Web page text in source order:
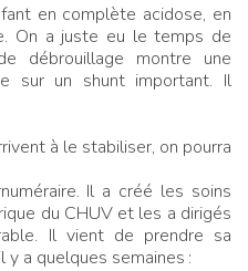
en complète acidose, en
On a juste eu le temps de
débrouillage montre une
sur un shunt important. Il
à le stabiliser, on pourra
Il a créé les soins
du CHUV et les a dirigés
Il vient de prendre sa
y a quelques semaines :